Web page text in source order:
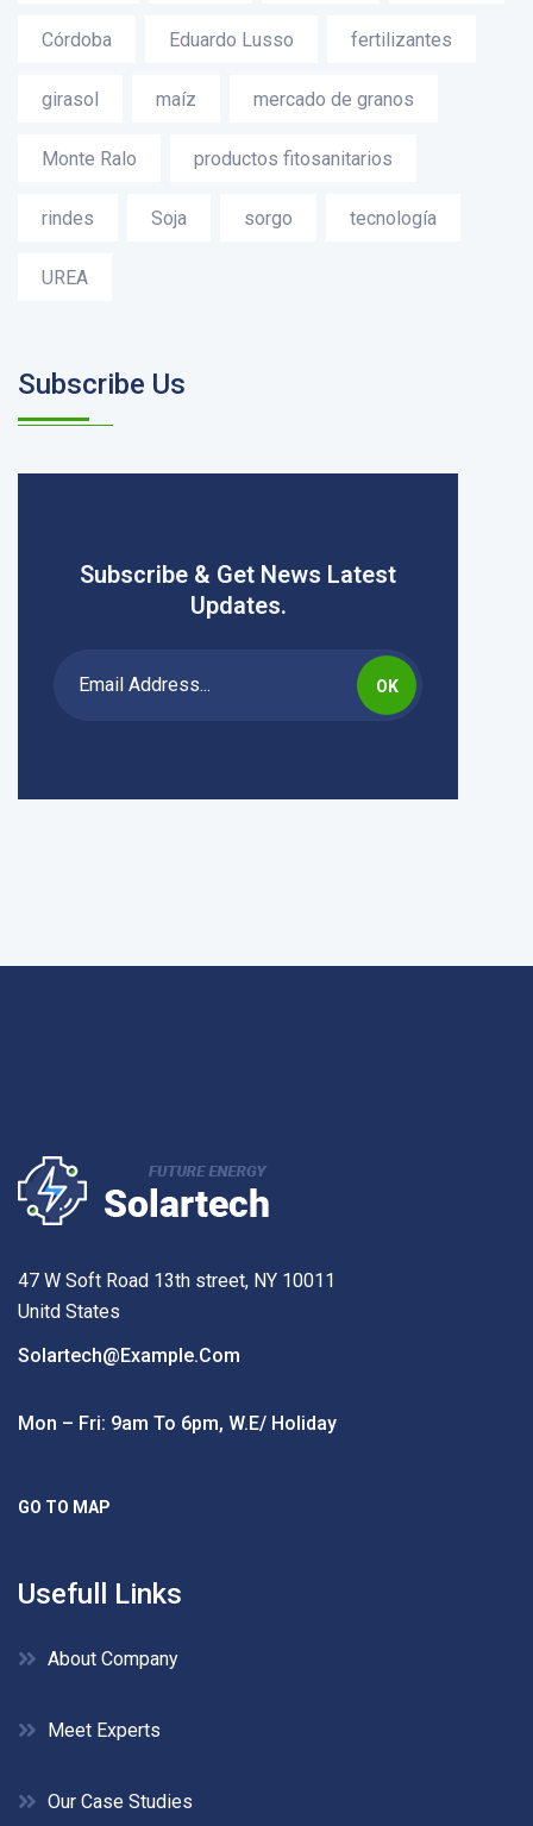
Córdoba Eduardo Lusso fertilizantes
girasol maíz mercado de granos
Monte Ralo productos fitosanitarios
rindes Soja sorgo tecnología
UREA
Subscribe Us
Subscribe & Get News Latest
Updates.
OK
47 W Soft Road 13th street, NY 10011
Unitd States
Solartech@example.com
Mon – Fri: 9am To 6pm, W.e/ Holiday
GO TO MAP
Usefull Links
About Company
Meet Experts
Our Case Studies